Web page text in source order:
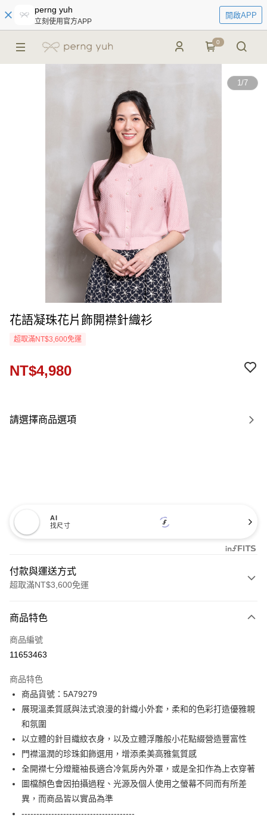
perng yuh
立刻使用官方APP
開啟APP
0
1/7
花語凝珠花片飾開襟針織衫
超取滿NT$3,600免運
NT$4,980
請選擇商品選項
AI
找尺寸
付款與運送方式
超取滿NT$3,600免運
信用卡一次付款
信用卡分期付款
合作金庫商業銀行
華南商業銀行
上海商業儲蓄銀行
台北富邦商業銀行
國泰世華商業銀行
臺灣中小企業銀行
台中商業銀行
匯豐（台灣）商業銀行
華泰商業銀行
聯邦商業銀行
遠東國際商業銀行
元大商業銀行
永豐商業銀行
玉山商業銀行
星展（台灣）商業銀行
台新國際商業銀行
LINE Pay
Apple Pay
街口支付
AFTEE先享後付
相關說明
【關於「AFTEE先享後付」】
AFTEE先享後付是「在收到商品之後才付款」的支付方式。 讓您購物簡單
便利好安心！
１．簡單：不需註冊會員、不需綁卡、不需儲值。
商品特色
商品編號
11653463
商品特色
商品貨號：5A79279
展現溫柔質感與法式浪漫的針織小外套，柔和的色彩打造優雅親
和氛圍
以立體的針目織紋衣身，以及立體浮雕般小花點綴營造豐富性
門襟溫潤的珍珠釦飾選用，增添柔美高雅氣質感
全開襟七分燈籠袖長適合冷氣房內外罩，或是全扣作為上衣穿著
圖檔顏色會因拍攝過程、光源及個人使用之螢幕不同而有所差
異，而商品皆以實品為準
--------------------------------------